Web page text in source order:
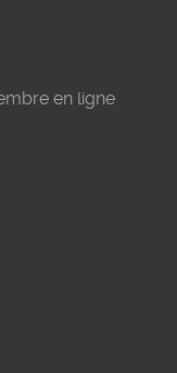
en ligne